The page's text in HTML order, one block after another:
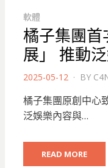
軟體
橘子集團首
展」 推動
POSTED
2025-05-12 BY
橘子集團原創中心
泛娛樂內容與…
READ MORE